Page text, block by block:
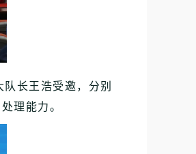
长王浩受邀，分别
理能力。